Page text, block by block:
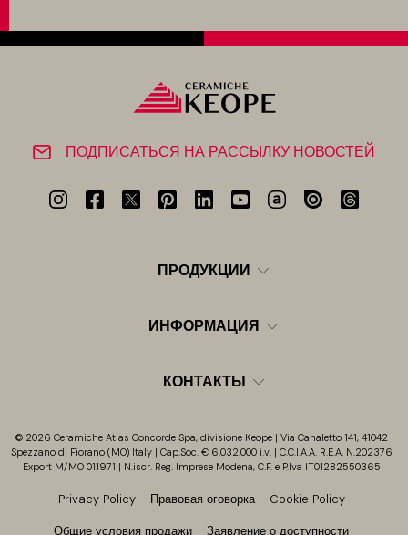
ПОДПИСАТЬСЯ НА РАССЫЛКУ НОВОСТЕЙ
ПРОДУКЦИИ
ИНФОРМАЦИЯ
КОНТАКТЫ
© 2026 Ceramiche Atlas Concorde Spa, divisione Keope | Via Canaletto 141, 41042
Spezzano di Fiorano (MO) Italy | Cap.Soc. € 6.032.000 i.v. | C.C.I.A.A. R.E.A. N.202376
Export M/MO 011971 | N.iscr. Reg. Imprese Modena, C.F. e P.Iva IT01282550365
Privacy Policy Правовая оговорка Cookie Policy
Общие условия продажи Заявление о доступности